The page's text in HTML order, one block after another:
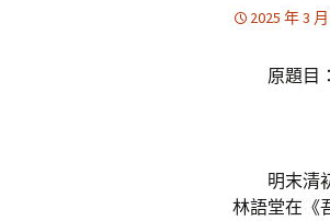
2025 年 3
原題目
明末清
林語堂在《